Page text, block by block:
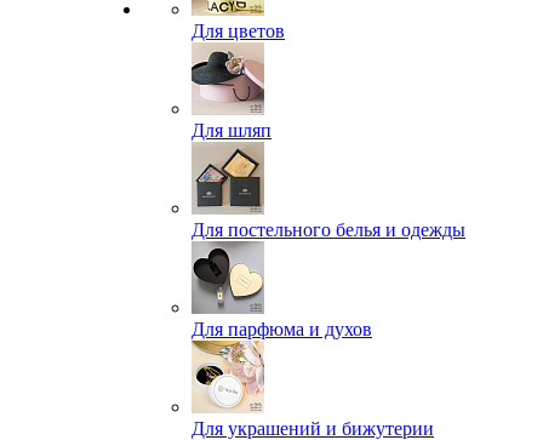
Для цветов
Для шляп
Для постельного белья и одежды
Для парфюма и духов
Для украшений и бижутерии